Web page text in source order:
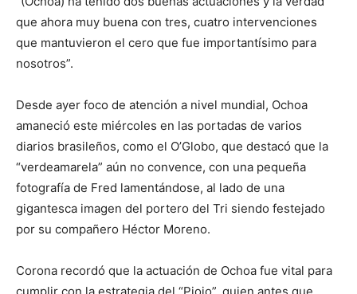
que ahora muy buena con tres, cuatro intervenciones
que mantuvieron el cero que fue importantísimo para
nosotros”.
Desde ayer foco de atención a nivel mundial, Ochoa
amaneció este miércoles en las portadas de varios
diarios brasileños, como el O’Globo, que destacó que la
“verdeamarela” aún no convence, con una pequeña
fotografía de Fred lamentándose, al lado de una
gigantesca imagen del portero del Tri siendo festejado
por su compañero Héctor Moreno.
Corona recordó que la actuación de Ochoa fue vital para